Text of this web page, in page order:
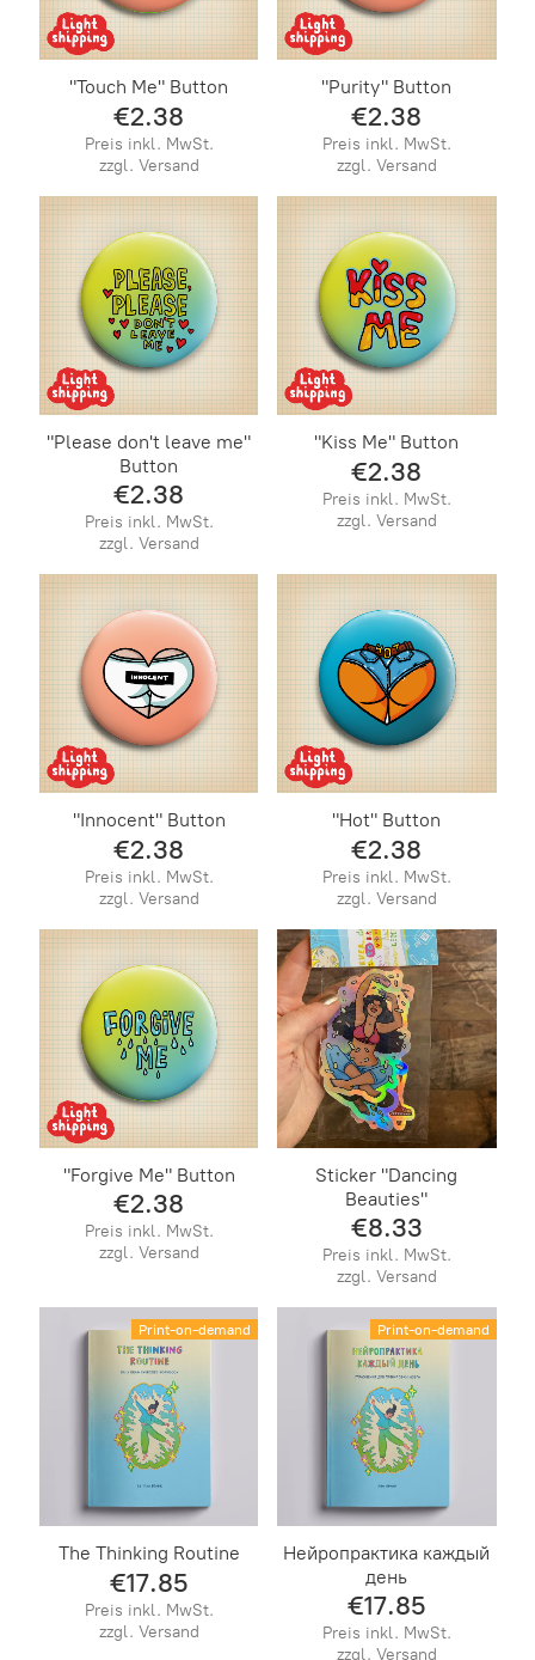
"Touch Me" Button
€2.38
Preis inkl. MwSt.
zzgl. Versand
"Purity" Button
€2.38
Preis inkl. MwSt.
zzgl. Versand
"Please don't leave me"
Button
€2.38
Preis inkl. MwSt.
zzgl. Versand
"Kiss Me" Button
€2.38
Preis inkl. MwSt.
zzgl. Versand
"Innocent" Button
€2.38
Preis inkl. MwSt.
zzgl. Versand
"Hot" Button
€2.38
Preis inkl. MwSt.
zzgl. Versand
"Forgive Me" Button
€2.38
Preis inkl. MwSt.
zzgl. Versand
Sticker "Dancing
Beauties"
€8.33
Preis inkl. MwSt.
zzgl. Versand
Print-on-demand
The Thinking Routine​
€17.85
Preis inkl. MwSt.
zzgl. Versand
Print-on-demand
Нейропрактика каждый
день
€17.85
Preis inkl. MwSt.
zzgl. Versand